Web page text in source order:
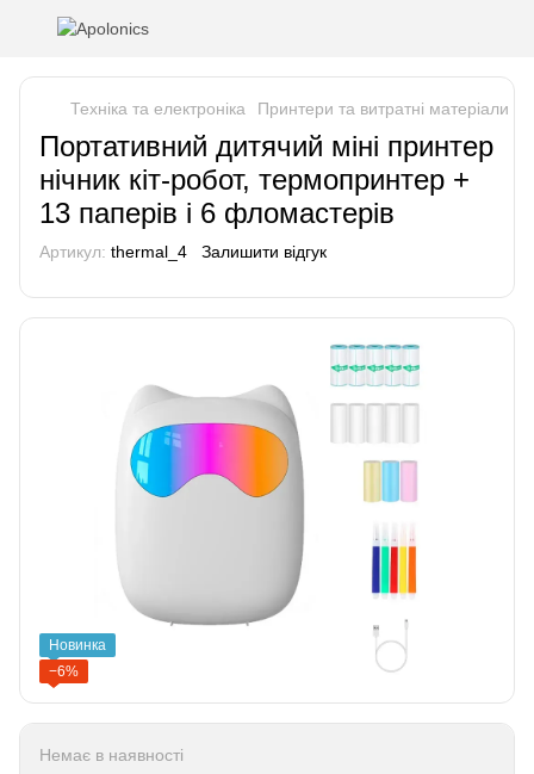
Техніка та електроніка Принтери та витратні матеріали
Портативний дитячий міні принтер
нічник кіт-робот, термопринтер +
13 паперів і 6 фломастерів
Артикул: thermal_4 Залишити відгук
Новинка
−6%
Немає в наявності